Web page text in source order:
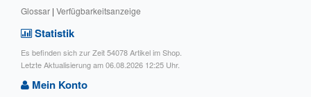
Glossar | Verfügbarkeitsanzeige
Statistik
Es befinden sich zur Zeit 54078 Artikel im Shop.
Letzte Aktualisierung am 06.08.2026 12:25 Uhr.
Mein Konto